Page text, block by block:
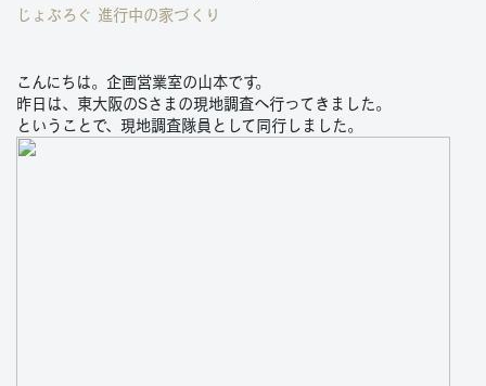
じょぶろぐ 進行中の家づくり
こんにちは。企画営業室の山本です。
昨日は、東大阪のSさまの現地調査へ行ってきました。
ということで、現地調査隊員として同行しました。